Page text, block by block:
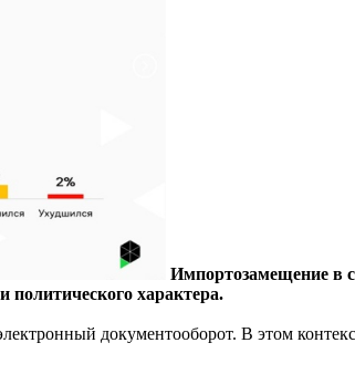
Импортозамещение в
политического характера.
документооборот. В этом